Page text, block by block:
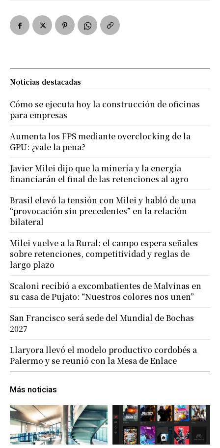
Más noticias
Noticias destacadas
Cómo se ejecuta hoy la construcción de oficinas
para empresas
Aumenta los FPS mediante overclocking de la
GPU: ¿vale la pena?
Javier Milei dijo que la minería y la energía
financiarán el final de las retenciones al agro
Brasil elevó la tensión con Milei y habló de una
“provocación sin precedentes” en la relación
bilateral
Milei vuelve a la Rural: el campo espera señales
sobre retenciones, competitividad y reglas de
largo plazo
Scaloni recibió a excombatientes de Malvinas en
su casa de Pujato: “Nuestros colores nos unen”
San Francisco será sede del Mundial de Bochas
2027
Llaryora llevó el modelo productivo cordobés a
Palermo y se reunió con la Mesa de Enlace